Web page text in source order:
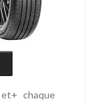
et+ chaque